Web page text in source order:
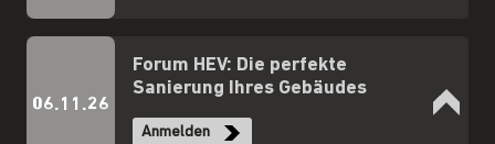
06.11.26
Forum HEV: Die perfekte
Sanierung Ihres Gebäudes
Anmelden